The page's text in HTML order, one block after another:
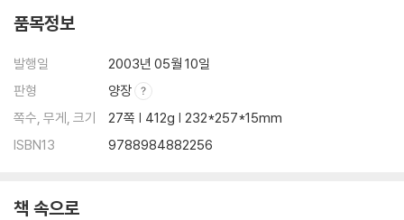
품목정보
발행일
2003년 05월 10일
판형
양장
쪽수, 무게, 크기
27쪽 | 412g | 232*257*15mm
ISBN13
9788984882256
책 속으로